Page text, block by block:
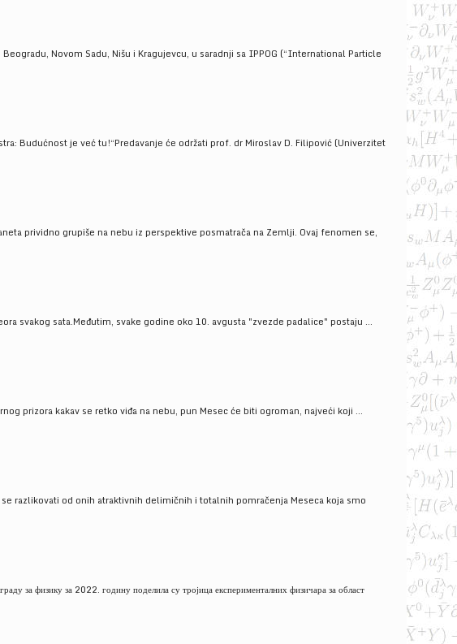
Novom Sadu, Nišu i Kragujevcu, u saradnji sa IPPOG (“International Particle
Budućnost je već tu!“Predavanje će održati prof. dr Miroslav D. Filipović (Univerzitet
prividno grupiše na nebu iz perspektive posmatrača na Zemlji. Ovaj fenomen se,
svakog sata.Međutim, svake godine oko 10. avgusta "zvezde padalice" postaju ...
prizora kakav se retko viđa na nebu, pun Mesec će biti ogroman, najveći koji ...
razlikovati od onih atraktivnih delimičnih i totalnih pomračenja Meseca koja smo
за физику за 2022. годину поделила су тројица експерименталних физичара за област